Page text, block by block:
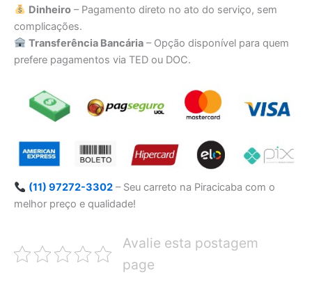
Dinheiro– Pagamento direto no ato do serviço, sem
complicações.
Transferência Bancária– Opção disponível para quem
prefere pagamentos via TED ou DOC.
(11) 97272-3302– Seu carreto na Piracicaba com o
melhor preço e qualidade!
Avalie esta postagem
page